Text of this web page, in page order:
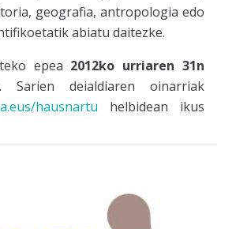
geografia, antropologia edo
abiatu daitezke.
epea 2012ko urriaren 31n
Sarien deialdiaren oinarriak
hausnartu helbidean ikus